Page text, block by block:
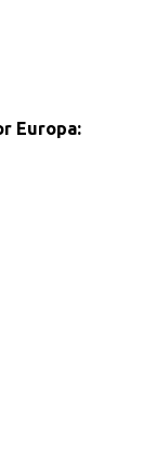
Europa: